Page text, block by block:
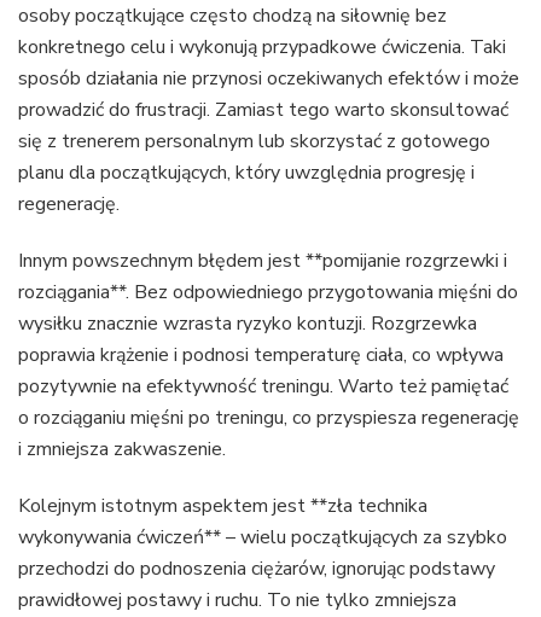
osoby początkujące często chodzą na siłownię bez
konkretnego celu i wykonują przypadkowe ćwiczenia. Taki
sposób działania nie przynosi oczekiwanych efektów i może
prowadzić do frustracji. Zamiast tego warto skonsultować
się z trenerem personalnym lub skorzystać z gotowego
planu dla początkujących, który uwzględnia progresję i
regenerację.
Innym powszechnym błędem jest **pomijanie rozgrzewki i
rozciągania**. Bez odpowiedniego przygotowania mięśni do
wysiłku znacznie wzrasta ryzyko kontuzji. Rozgrzewka
poprawia krążenie i podnosi temperaturę ciała, co wpływa
pozytywnie na efektywność treningu. Warto też pamiętać
o rozciąganiu mięśni po treningu, co przyspiesza regenerację
i zmniejsza zakwaszenie.
Kolejnym istotnym aspektem jest **zła technika
wykonywania ćwiczeń** – wielu początkujących za szybko
przechodzi do podnoszenia ciężarów, ignorując podstawy
prawidłowej postawy i ruchu. To nie tylko zmniejsza